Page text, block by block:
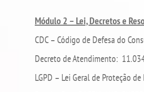
Módulo 2 – Lei, Decretos e
CDC – Código de Defesa do
Decreto de Atendimento:
LGPD – Lei Geral de Proteção